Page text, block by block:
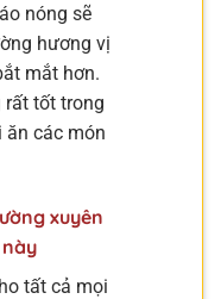
nóng sẽ
hương vị
mắt hơn.
rất tốt trong
ăn các món
xuyên
tất cả mọi